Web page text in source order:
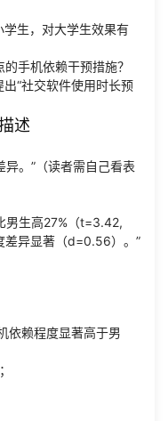
学生，对大学生效果有
手机依赖干预措施？
“社交软件使用时长预
述
。”（读者需自己看表
男生高27%（t=3.42,
差异显著（d=0.56）。”
依赖程度显著高于男